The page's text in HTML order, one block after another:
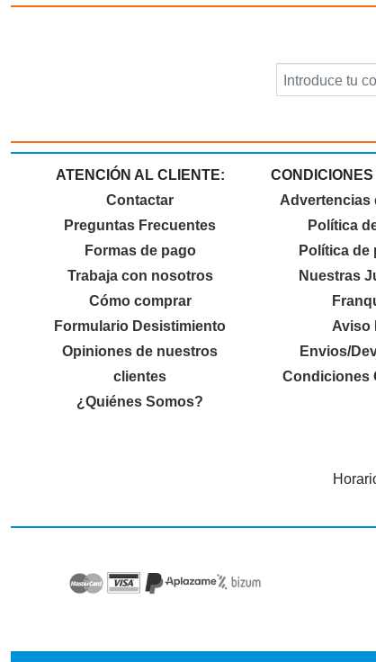
ATENCIÓN AL CLIENTE:
Contactar
Preguntas Frecuentes
Formas de pago
Trabaja con nosotros
Cómo comprar
Formulario Desistimiento
Opiniones de nuestros
clientes
¿Quiénes Somos?
Advertencias
Política
Política de
Nuestras
Aviso
Envios/
Condiciones